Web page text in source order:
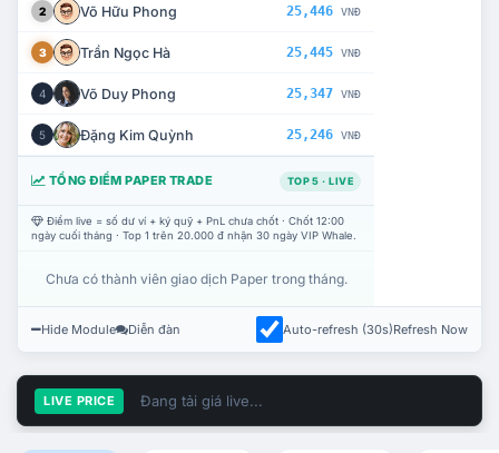
2 Võ Hữu Phong 25,446 VNĐ
3 Trần Ngọc Hà 25,445 VNĐ
4 Võ Duy Phong 25,347 VNĐ
5 Đặng Kim Quỳnh 25,246 VNĐ
TỔNG ĐIỂM PAPER TRADE TOP 5 · LIVE
Điểm live = số dư ví + ký quỹ + PnL chưa chốt · Chốt 12:00
ngày cuối tháng · Top 1 trên 20.000 đ nhận 30 ngày VIP Whale.
Chưa có thành viên giao dịch Paper trong tháng.
Hide Module Diễn đàn Auto-refresh (30s)Refresh Now
LIVE PRICE Đang tải giá live...